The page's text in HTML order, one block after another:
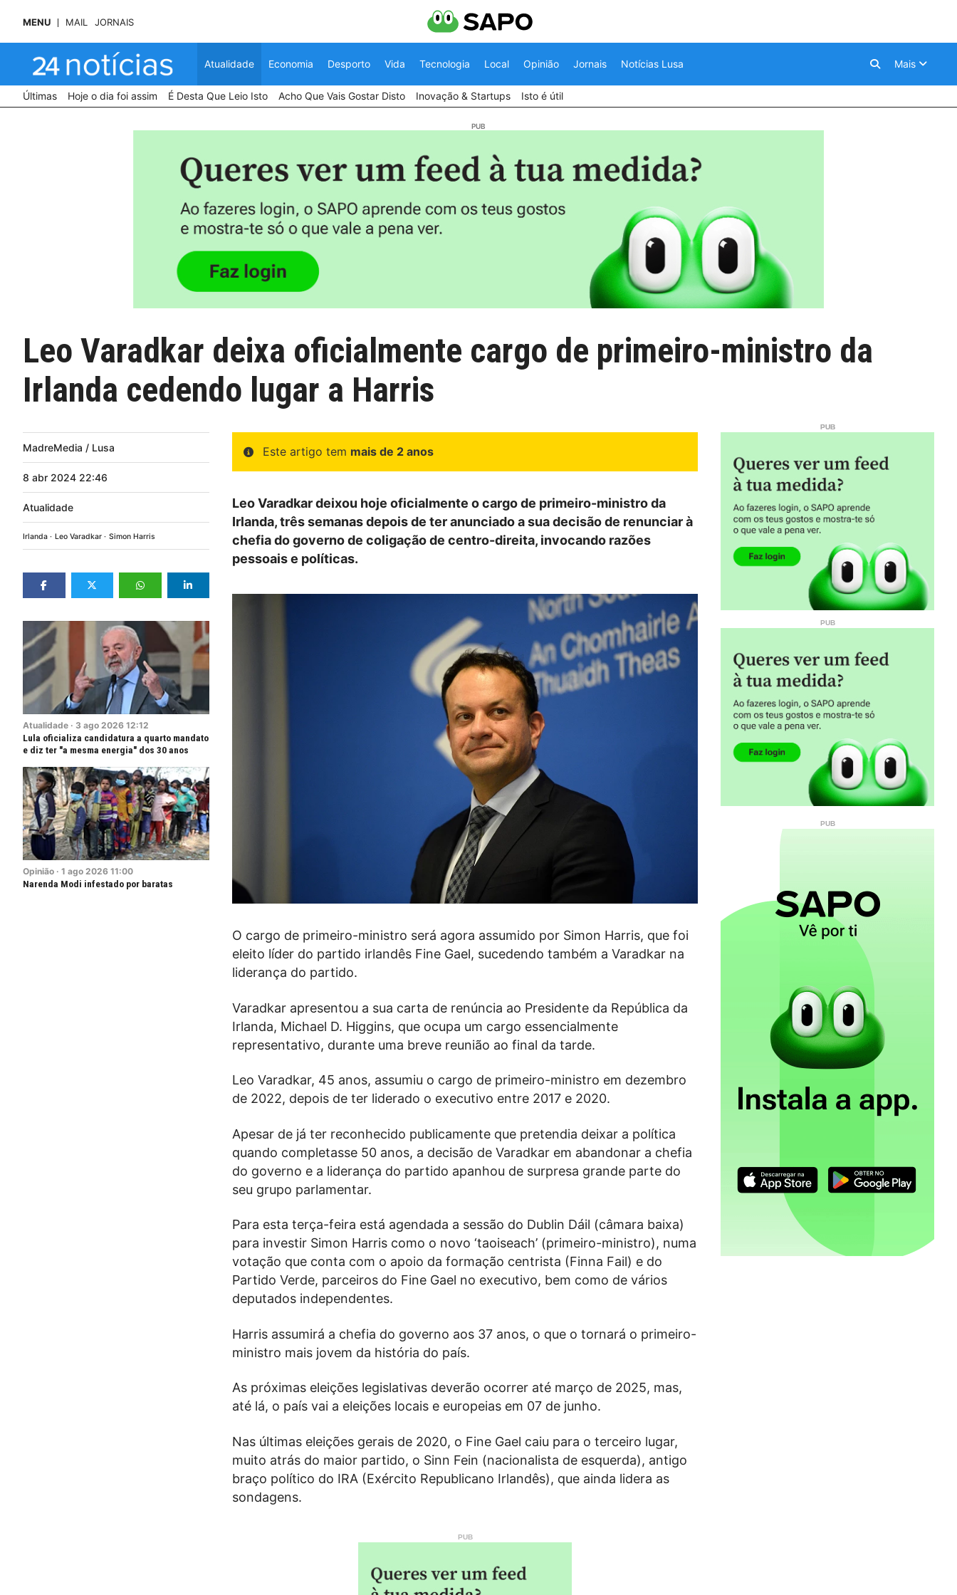
MENU MAIL JORNAIS
Atualidade Economia Desporto Vida Tecnologia Local Opinião Jornais Notícias Lusa Mais
Últimas Hoje o dia foi assim É Desta Que Leio Isto Acho Que Vais Gostar Disto Inovação & Startups Isto é útil
Leo Varadkar deixa oficialmente cargo de primeiro-ministro da
Irlanda cedendo lugar a Harris
MadreMedia / Lusa
8 abr 2024 22:46
Atualidade
Irlanda Leo Varadkar Simon Harris
Atualidade · 3 ago 2026 12:12
Lula oficializa candidatura a quarto mandato
e diz ter "a mesma energia" dos 30 anos
Opinião · 1 ago 2026 11:00
Narenda Modi infestado por baratas
Este artigo tem mais de 2 anos
Leo Varadkar deixou hoje oficialmente o cargo de primeiro-ministro da
Irlanda, três semanas depois de ter anunciado a sua decisão de renunciar à
chefia do governo de coligação de centro-direita, invocando razões
pessoais e políticas.
O cargo de primeiro-ministro será agora assumido por Simon Harris, que foi
eleito líder do partido irlandês Fine Gael, sucedendo também a Varadkar na
liderança do partido.
Varadkar apresentou a sua carta de renúncia ao Presidente da República da
Irlanda, Michael D. Higgins, que ocupa um cargo essencialmente
representativo, durante uma breve reunião ao final da tarde.
Leo Varadkar, 45 anos, assumiu o cargo de primeiro-ministro em dezembro
de 2022, depois de ter liderado o executivo entre 2017 e 2020.
Apesar de já ter reconhecido publicamente que pretendia deixar a política
quando completasse 50 anos, a decisão de Varadkar em abandonar a chefia
do governo e a liderança do partido apanhou de surpresa grande parte do
seu grupo parlamentar.
Para esta terça-feira está agendada a sessão do Dublin Dáil (câmara baixa)
para investir Simon Harris como o novo ‘taoiseach’ (primeiro-ministro), numa
votação que conta com o apoio da formação centrista (Finna Fail) e do
Partido Verde, parceiros do Fine Gael no executivo, bem como de vários
deputados independentes.
Harris assumirá a chefia do governo aos 37 anos, o que o tornará o primeiro-
ministro mais jovem da história do país.
As próximas eleições legislativas deverão ocorrer até março de 2025, mas,
até lá, o país vai a eleições locais e europeias em 07 de junho.
Nas últimas eleições gerais de 2020, o Fine Gael caiu para o terceiro lugar,
muito atrás do maior partido, o Sinn Fein (nacionalista de esquerda), antigo
braço político do IRA (Exército Republicano Irlandês), que ainda lidera as
sondagens.